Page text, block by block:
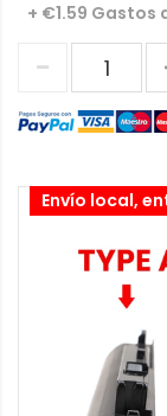
+ €1.59 Gastos
Envío local,